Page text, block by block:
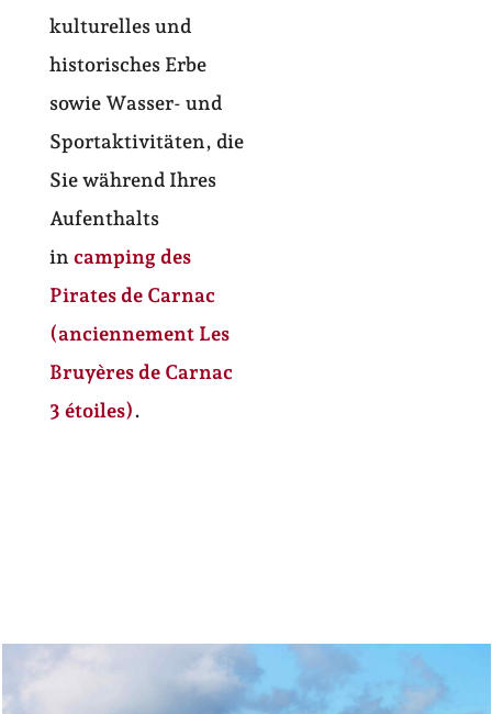
kulturelles und
historisches Erbe
sowie Wasser- und
Sportaktivitäten, die
Sie während Ihres
Aufenthalts
in camping des
Pirates de Carnac
(anciennement Les
Bruyères de Carnac
3 étoiles).